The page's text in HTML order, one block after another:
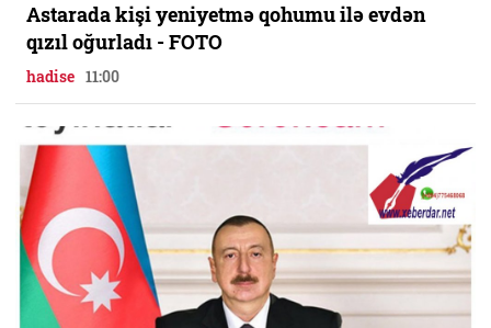
Astarada kişi yeniyetmə qohumu ilə evdən
qızıl oğurladı - FOTO
hadise 11:00